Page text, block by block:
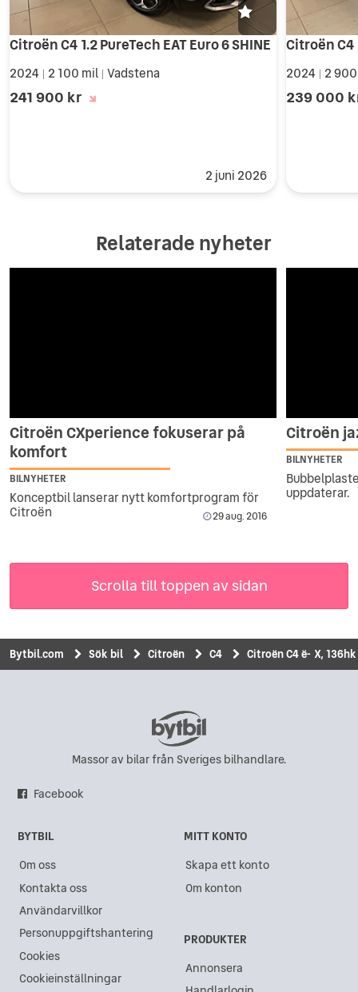
Citroën C4 1.2 PureTech EAT Euro 6 SHINE
2024 2 100 mil Vadstena
241 900 kr
2 juni 2026
Citroën C4
2024 2
239 000
Relaterade nyheter
Citroën CXperience fokuserar på
komfort
BILNYHETER
Konceptbil lanserar nytt komfortprogram för
Citroën 29 aug. 2016
Citroën
BILNYHETER
uppdaterar.
Scrolla till toppen av sidan
Bytbil.com Sök bil Citroën C4 Citroën C4 ë- X,
Massor av bilar från Sveriges bilhandlare.
Facebook
BYTBIL
Om oss
Kontakta oss
Användarvillkor
Personuppgiftshantering
Cookies
Cookieinställningar
MITT KONTO
Skapa ett konto
Om konton
PRODUKTER
Annonsera